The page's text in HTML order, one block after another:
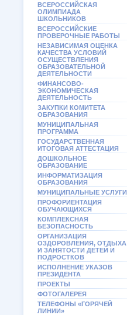
ВСЕРОССИЙСКАЯ
ОЛИМПИАДА
ШКОЛЬНИКОВ
ВСЕРОССИЙСКИЕ
ПРОВЕРОЧНЫЕ РАБОТЫ
НЕЗАВИСИМАЯ ОЦЕНКА
КАЧЕСТВА УСЛОВИЙ
ОСУЩЕСТВЛЕНИЯ
ОБРАЗОВАТЕЛЬНОЙ
ДЕЯТЕЛЬНОСТИ
ФИНАНСОВО-
ЭКОНОМИЧЕСКАЯ
ДЕЯТЕЛЬНОСТЬ
ЗАКУПКИ КОМИТЕТА
ОБРАЗОВАНИЯ
МУНИЦИПАЛЬНАЯ
ПРОГРАММА
ГОСУДАРСТВЕННАЯ
ИТОГОВАЯ АТТЕСТАЦИЯ
ДОШКОЛЬНОЕ
ОБРАЗОВАНИЕ
ИНФОРМАТИЗАЦИЯ
ОБРАЗОВАНИЯ
МУНИЦИПАЛЬНЫЕ УСЛУГИ
ПРОФОРИЕНТАЦИЯ
ОБУЧАЮЩИХСЯ
КОМПЛЕКСНАЯ
БЕЗОПАСНОСТЬ
ОРГАНИЗАЦИЯ
ОЗДОРОВЛЕНИЯ, ОТДЫХА
И ЗАНЯТОСТИ ДЕТЕЙ И
ПОДРОСТКОВ
ИСПОЛНЕНИЕ УКАЗОВ
ПРЕЗИДЕНТА
ПРОЕКТЫ
ФОТОГАЛЕРЕЯ
ТЕЛЕФОНЫ «ГОРЯЧЕЙ
ЛИНИИ»